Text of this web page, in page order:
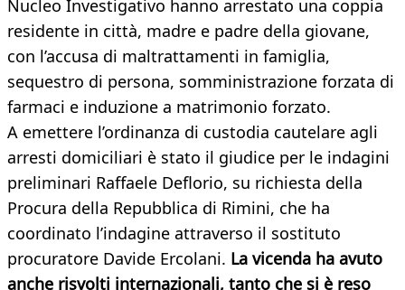
Nucleo Investigativo hanno arrestato una coppia
residente in città, madre e padre della giovane,
con l’accusa di maltrattamenti in famiglia,
sequestro di persona, somministrazione forzata di
farmaci e induzione a matrimonio forzato.
A emettere l’ordinanza di custodia cautelare agli
arresti domiciliari è stato il giudice per le indagini
preliminari Raffaele Deflorio, su richiesta della
Procura della Repubblica di Rimini, che ha
coordinato l’indagine attraverso il sostituto
procuratore Davide Ercolani. La vicenda ha avuto
anche risvolti internazionali, tanto che si è reso